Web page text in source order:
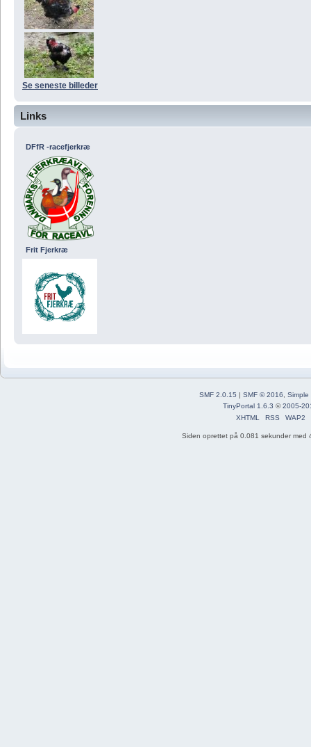
Se seneste billeder
Links
DFfR -racefjerkræ
Frit Fjerkræ
SMF 2.0.15 | SMF © 2016
Simple
TinyPortal 1.6.3 ©2005-
XHTML
RSS WAP2
Siden oprettet på 0.081 sekunder med